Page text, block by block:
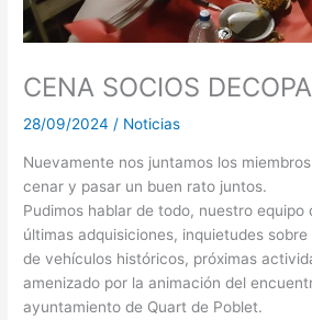
CENA SOCIOS
28/09/2024 / Noticias
Nuevamente nos juntamos los
cenar y pasar un buen rato juntos.
Pudimos hablar de todo, nuestro equipo
últimas adquisiciones, inquietudes
de vehículos históricos, próximas
amenizado por la animación del
ayuntamiento de Quart de Poblet.